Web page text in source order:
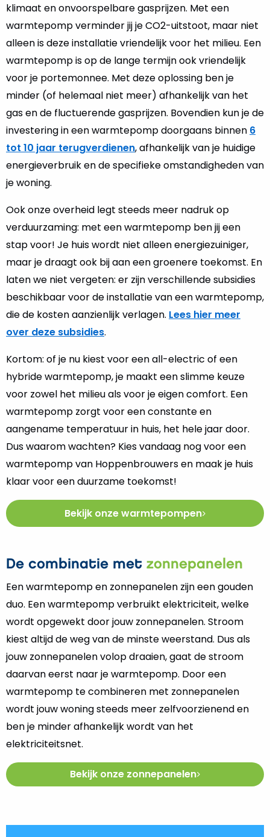
klimaat en onvoorspelbare gasprijzen. Met een
warmtepomp verminder jij je CO2-uitstoot, maar niet
alleen is deze installatie vriendelijk voor het milieu. Een
warmtepomp is op de lange termijn ook vriendelijk
voor je portemonnee. Met deze oplossing ben je
minder (of helemaal niet meer) afhankelijk van het
gas en de fluctuerende gasprijzen. Bovendien kun je de
investering in een warmtepomp doorgaans binnen 6
tot 10 jaar terugverdienen, afhankelijk van je huidige
energieverbruik en de specifieke omstandigheden van
je woning.
Ook onze overheid legt steeds meer nadruk op
verduurzaming: met een warmtepomp ben jij een
stap voor! Je huis wordt niet alleen energiezuiniger,
maar je draagt ook bij aan een groenere toekomst. En
laten we niet vergeten: er zijn verschillende subsidies
beschikbaar voor de installatie van een warmtepomp,
die de kosten aanzienlijk verlagen. Lees hier meer
over deze subsidies.
Kortom: of je nu kiest voor een all-electric of een
hybride warmtepomp, je maakt een slimme keuze
voor zowel het milieu als voor je eigen comfort. Een
warmtepomp zorgt voor een constante en
aangename temperatuur in huis, het hele jaar door.
Dus waarom wachten? Kies vandaag nog voor een
warmtepomp van Hoppenbrouwers en maak je huis
klaar voor een duurzame toekomst!
Bekijk onze warmtepompen
De combinatie met zonnepanelen
Een warmtepomp en zonnepanelen zijn een gouden
duo. Een warmtepomp verbruikt elektriciteit, welke
wordt opgewekt door jouw zonnepanelen. Stroom
kiest altijd de weg van de minste weerstand. Dus als
jouw zonnepanelen volop draaien, gaat de stroom
daarvan eerst naar je warmtepomp. Door een
warmtepomp te combineren met zonnepanelen
wordt jouw woning steeds meer zelfvoorzienend en
ben je minder afhankelijk wordt van het
elektriciteitsnet.
Bekijk onze zonnepanelen